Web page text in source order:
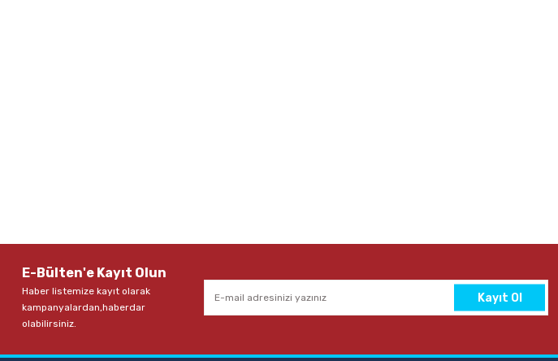
E-Bülten'e Kayıt Olun
Haber listemize kayıt olarak
kampanyalardan,haberdar
olabilirsiniz.
Kayıt Ol